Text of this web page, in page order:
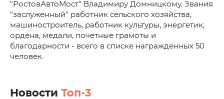
"РостовАвтоМост" Владимиру Домницкому. Звания
"заслуженный" работник сельского хозяйства,
машиностроитель, работник культуры, энергетик;
ордена, медали, почетные грамоты и
благодарности - всего в списке награжденных 50
человек.
Новости Топ-3